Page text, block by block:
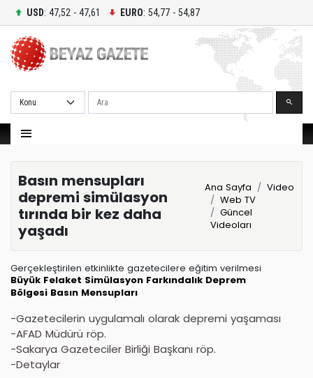
USD: 47,52 - 47,61 EURO: 54,77 - 54,87
Ara
Basın mensupları
depremi simülasyon
tırında bir kez daha
yaşadı
Ana Sayfa
Video
Web TV
Güncel
Videoları
Gerçekleştirilen etkinlikte gazetecilere eğitim verilmesi
Büyük Felaket Simülasyon Farkındalık Deprem
Bölgesi Basın Mensupları
-Gazetecilerin uygulamalı olarak depremi yaşaması
-AFAD Müdürü röp.
-Sakarya Gazeteciler Birliği Başkanı röp.
-Detaylar